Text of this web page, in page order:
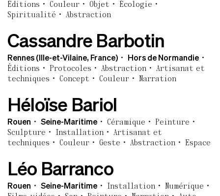
Éditions
Couleur Objet
Écologie
Spiritualité
Abstraction
Cassandre Barbotin
Rennes (Ille-et-Vilaine, France) Hors de Normandie
Éditions Protocoles Abstraction
Artisanat et
techniques
Concept Couleur Narration
Héloïse Bariol
Rouen Seine-Maritime Céramique
Peinture
Sculpture
Installation
Artisanat et
techniques
Couleur Geste Abstraction Espace
Léo Barranco
Rouen Seine-Maritime Installation
Numérique